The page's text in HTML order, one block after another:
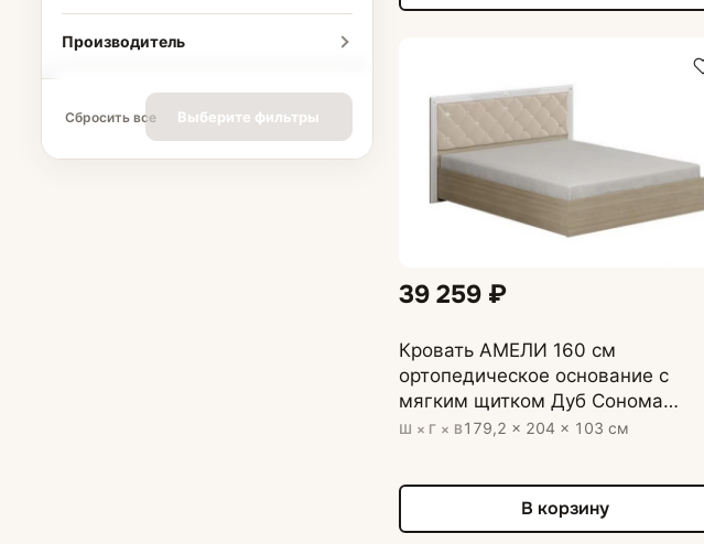
Производитель
Сбросить все Выберите фильтры
39 259 ₽
Кровать АМЕЛИ 160 см
ортопедическое основание с
мягким щитком Дуб Сонома
светлый, МДФ - глянцевая Белый
Ш × Г × В179,2 × 204 × 103 см
В корзину